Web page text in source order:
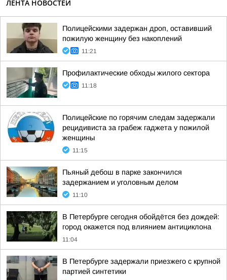
ЛЕНТА НОВОСТЕЙ
Полицейскими задержан дроп, оставивший
пожилую женщину без накоплений
11:21
Профилактические обходы жилого сектора
11:18
Полицейские по горячим следам задержали
рецидивиста за грабеж гаджета у пожилой
женщины
11:15
Пьяный дебош в парке закончился
задержанием и уголовным делом
11:10
В Петербурге сегодня обойдётся без дождей:
город окажется под влиянием антициклона
11:04
В Петербурге задержали приезжего с крупной
партией синтетики